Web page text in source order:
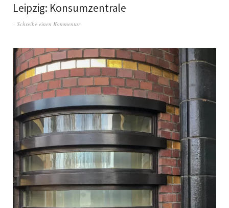
Leipzig: Konsumzentrale
Schreibe einen Kommentar